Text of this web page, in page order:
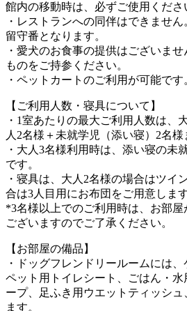
館内の移動時は、必ずご使用くださ
・レストランへの同伴はできませ
留守番となります。
・愛犬のお食事の提供はございま
ものをご持参ください。
・ペットカートのご利用が可能です
【ご利用人数・寝具について】
・1室あたりの最大ご利用人数は、
人2名様＋未就学児（添い寝）2名様
・大人3名様利用時は、添い寝の未
です。
・寝具は、大人2名様の場合はツイ
合は3人目用にお布団をご用意します
*3名様以上でのご利用時は、お部
ございますのでご了承ください。
【お部屋の備品】
・ドッグフレンドリールームには、
ペット用トイレシート、ごはん・
ープ、足ふき用ウエットティッシ
ます。